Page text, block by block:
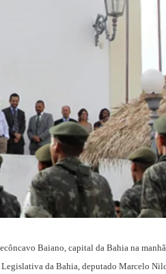
Baiano, capital da Bahia na manhã
da Bahia, deputado Marcelo